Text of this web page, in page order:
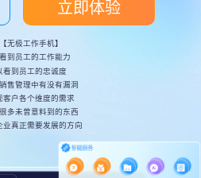
立即体验
无极工作手机】
到员工的工作能力
看到员工的忠诚度
售管理中有没有漏洞
客户各个维度的需求
多未曾意料到的东西
业真正需要发展的方向